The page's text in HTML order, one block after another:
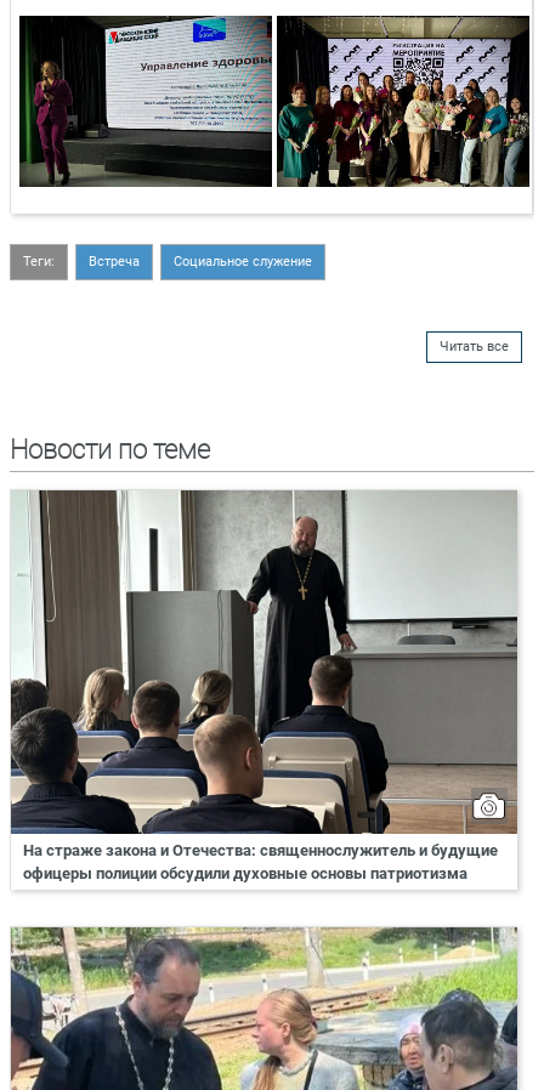
Теги: Встреча Социальное служение
Читать все
Новости по теме
На страже закона и Отечества: священнослужитель и будущие
офицеры полиции обсудили духовные основы патриотизма